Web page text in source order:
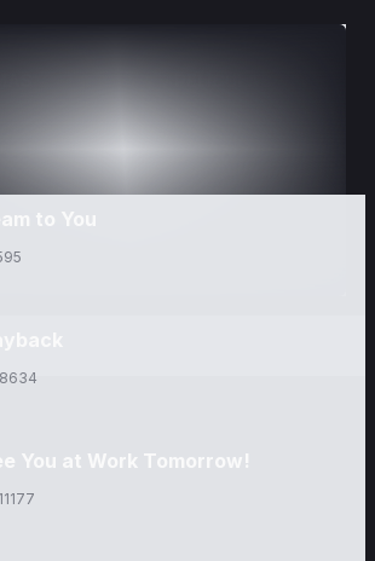
to You
8634
You at Work Tomorrow!
11177